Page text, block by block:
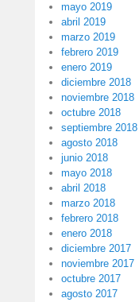
mayo 2019
abril 2019
marzo 2019
febrero 2019
enero 2019
diciembre 2018
noviembre 2018
octubre 2018
septiembre 2018
agosto 2018
junio 2018
mayo 2018
abril 2018
marzo 2018
febrero 2018
enero 2018
diciembre 2017
noviembre 2017
octubre 2017
agosto 2017